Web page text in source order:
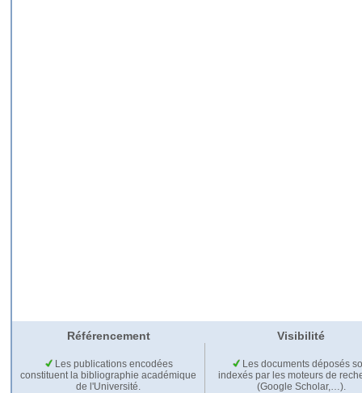
Référencement Visibilité
Les publications encodées
constituent la bibliographie académique
de l'Université.
Les documents déposés
indexés par les moteurs de
(Google Scholar,…).